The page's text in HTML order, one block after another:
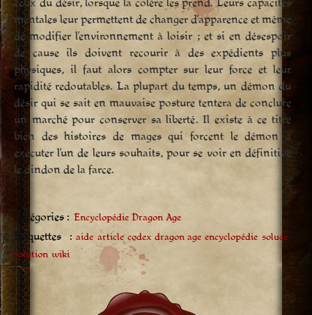
ceux du désir, lorsque la colère les prend. Leurs capacités
mentales leur permettent de changer d’apparence et même
de modifier l’environnement à loisir ; et si en désespoir
de cause ils doivent recourir à des expédients plus
physiques, il faut alors compter sur leur force et leur
rapidité redoutables. La plupart du temps, un démon du
désir qui se sait en mauvaise posture tentera de conclure
un marché pour conserver sa liberté. Il existe à ce titre
bien des histoires de mages qui forcent le démon à
exécuter l’un de leurs souhaits, pour se voir en définitive
le dindon de la farce.
Catégories : Encyclopédie Dragon Age
Étiquettes : aide article codex dragon age encyclopédie soluce
solution wiki